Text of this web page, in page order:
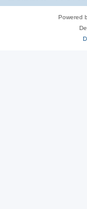
Powered